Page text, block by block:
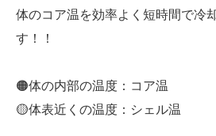
体のコア温を効率よく短時間で冷
す！！
🟠体の内部の温度：コア温
🟡体表近くの温度：シェル温